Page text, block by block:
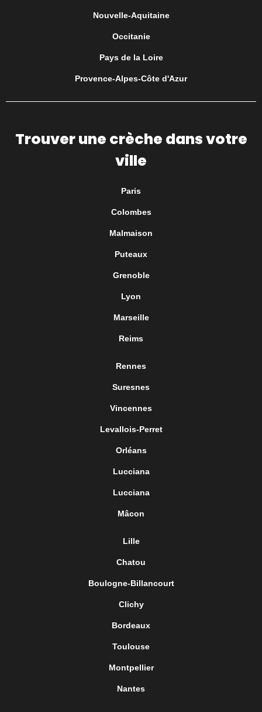
Nouvelle-Aquitaine
Occitanie
Pays de la Loire
Provence-Alpes-Côte d'Azur
Trouver une crèche dans votre
ville
Paris
Colombes
Malmaison
Puteaux
Grenoble
Lyon
Marseille
Reims
Rennes
Suresnes
Vincennes
Levallois-Perret
Orléans
Lucciana
Lucciana
Mâcon
Lille
Chatou
Boulogne-Billancourt
Clichy
Bordeaux
Toulouse
Montpellier
Nantes